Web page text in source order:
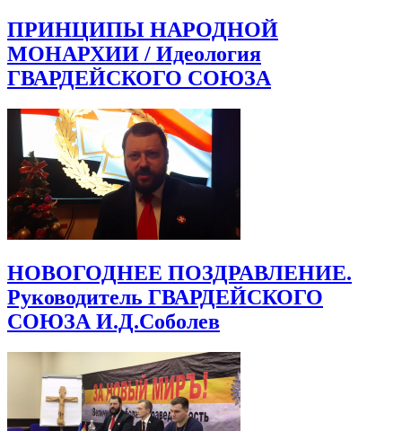
ПРИНЦИПЫ НАРОДНОЙ
МОНАРХИИ / Идеология
ГВАРДЕЙСКОГО СОЮЗА
НОВОГОДНЕЕ ПОЗДРАВЛЕНИЕ.
Руководитель ГВАРДЕЙСКОГО
СОЮЗА И.Д.Соболев